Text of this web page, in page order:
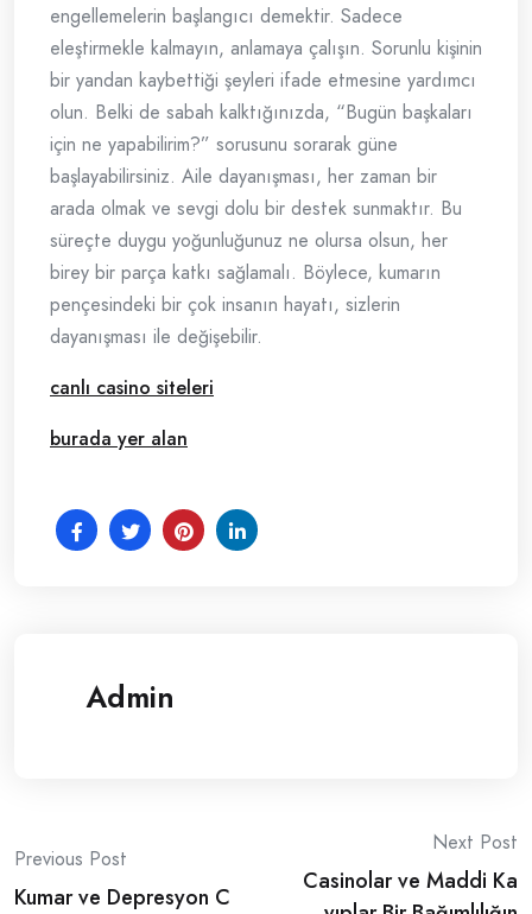
engellemelerin başlangıcı demektir. Sadece
eleştirmekle kalmayın, anlamaya çalışın. Sorunlu kişinin
bir yandan kaybettiği şeyleri ifade etmesine yardımcı
olun. Belki de sabah kalktığınızda, “Bugün başkaları
için ne yapabilirim?” sorusunu sorarak güne
başlayabilirsiniz. Aile dayanışması, her zaman bir
arada olmak ve sevgi dolu bir destek sunmaktır. Bu
süreçte duygu yoğunluğunuz ne olursa olsun, her
birey bir parça katkı sağlamalı. Böylece, kumarın
pençesindeki bir çok insanın hayatı, sizlerin
dayanışması ile değişebilir.
canlı casino siteleri
burada yer alan
Admin
Post
Previous Post
Kumar ve Depresyon C
Next Post
Casinolar ve Maddi Ka